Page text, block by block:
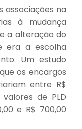
associações na
à mudança
a alteração do
era a escolha
Um estudo
os encargos
entre R$
de PLD
e R$ 700,00